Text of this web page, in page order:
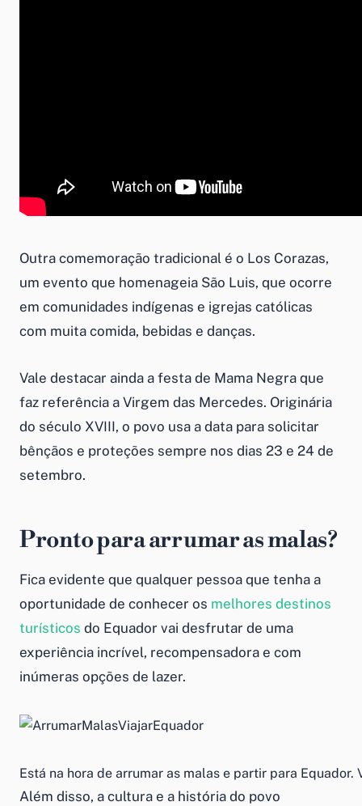
Outra comemoração tradicional é o Los Corazas,
um evento que homenageia São Luis, que ocorre
em comunidades indígenas e igrejas católicas
com muita comida, bebidas e danças.
Vale destacar ainda a festa de Mama Negra que
faz referência a Virgem das Mercedes. Originária
do século XVIII, o povo usa a data para solicitar
bênçãos e proteções sempre nos dias 23 e 24 de
setembro.
Pronto para arrumar as malas?
Fica evidente que qualquer pessoa que tenha a
oportunidade de conhecer os melhores destinos
turísticos do Equador vai desfrutar de uma
experiência incrível, recompensadora e com
inúmeras opções de lazer.
Está na hora de arrumar as malas e partir para Equador.
Além disso, a cultura e a história do povo